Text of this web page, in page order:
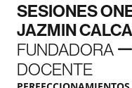
SESIONES
JAZMIN
FUNDADORA
DOCENTE